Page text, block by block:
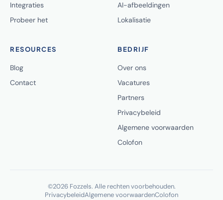
Integraties
Probeer het
AI-afbeeldingen
Lokalisatie
RESOURCES
Blog
Contact
BEDRIJF
Over ons
Vacatures
Partners
Privacybeleid
Algemene voorwaarden
Colofon
©2026 Fozzels. Alle rechten voorbehouden.
PrivacybeleidAlgemene voorwaardenColofon